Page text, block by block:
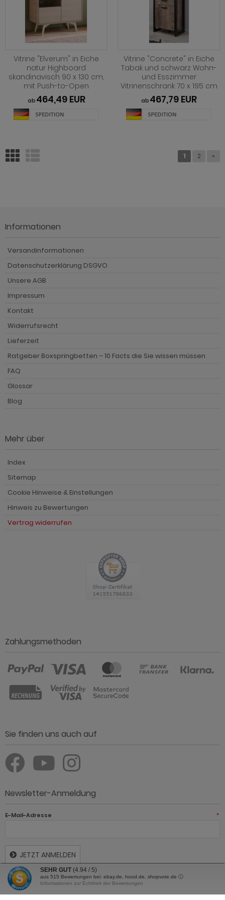
Vitrine "Elverum" in Eiche
natur Highboard
skandinavisch 90 x 130 cm,
mit Push-to-Open
ab 464,49 EUR
Vitrine "Concrete" in Eiche
Tabak und schwarz Wohn-
und Esszimmer
Vitrinenschrank 70 x 195 cm
ab 467,79 EUR
1 2 »
Informationen
Versandinformationen
Datenschutzerklärung DSGVO
Unsere AGB
Impressum
Kontakt
Widerrufsrecht
Lieferzeit
Ratgeber Boxspringbetten – 10 Facts die Sie wissen müssen
FAQ
Glossar
Blog
Mehr über
Index
Sitemap
Cookie Hinweise & Einstellungen
Hinweis zu Bewertungen
Vertrag widerrufen
Zahlungsmethoden
Sie finden uns auch auf
E-Mail-Adresse
JETZT ANMELDEN
SEHR GUT (4.94 / 5)
aus 515 Bewertungen bei: ebay.de, hood.de, shopvote.de ⓘ
Informationen zur Echtheit der Bewertungen